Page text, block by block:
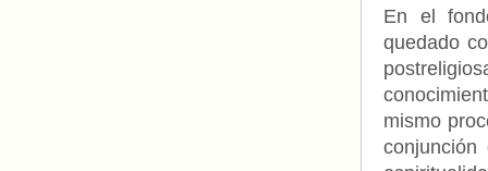
En el
quedado
mismo